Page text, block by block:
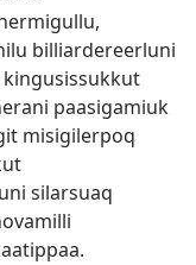
billiardereerluni
paasigamiuk
misigilerpoq
silarsuaq